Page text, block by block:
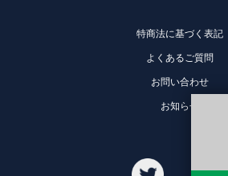
特商法に基づく表記
よくあるご質問
お問い合わせ
お知らせ